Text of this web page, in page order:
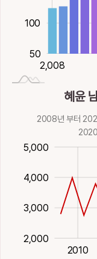
100
50
2,008
2,014
2,020
2,026
혜윤
2008년 부터
2,000
3,000
4,000
5,000
2025-01-01
2010